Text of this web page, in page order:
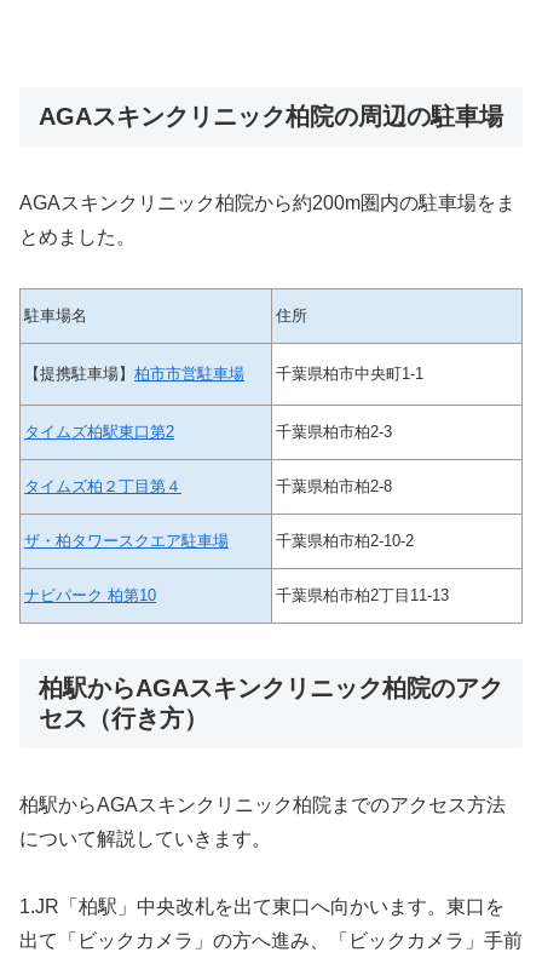
AGAスキンクリニック柏院の周辺の駐車場
AGAスキンクリニック柏院から約200m圏内の駐車場をま
とめました。
駐車場名 住所
【提携駐車場】 柏市市営駐車場 千葉県柏市中央町1-1
タイムズ柏駅東口第2 千葉県柏市柏2-3
タイムズ柏２丁目第４ 千葉県柏市柏2-8
ザ・柏タワースクエア駐車場 千葉県柏市柏2-10-2
ナビパーク 柏第10 千葉県柏市柏2丁目11-13
柏駅からAGAスキンクリニック柏院のアク
セス（行き方）
柏駅からAGAスキンクリニック柏院までのアクセス方法
について解説していきます。
1.JR「柏駅」中央改札を出て東口へ向かいます。東口を
出て「ビックカメラ」の方へ進み、「ビックカメラ」手前